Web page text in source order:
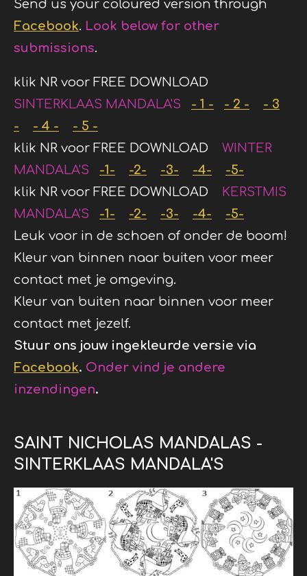
Send us your coloured version through
Facebook. Look below for other
submissions.
klik NR voor FREE DOWNLOAD
SINTERKLAAS MANDALA'S
- 1 - - 2 -
- 3
-
- 4 -
- 5 -
klik NR voor FREE DOWNLOAD WINTER
MANDALA'S
-1- -2- -3- -4-
-5-
klik NR voor FREE DOWNLOAD
KERSTMIS
MANDALA'S
-1- -2- -3- -4-
-5-
Leuk voor in de schoen of onder de boom!
Kleur van binnen naar buiten voor meer
contact met je omgeving.
Kleur van buiten naar binnen voor meer
contact met jezelf.
Stuur ons jouw ingekleurde versie via
Facebook. Onder vind je andere
inzendingen.
SAINT NICHOLAS MANDALAS -
SINTERKLAAS MANDALA'S